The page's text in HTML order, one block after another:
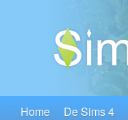
Home De Sims 4